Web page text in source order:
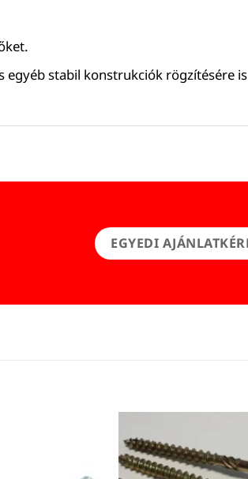
stabil konstrukciók rögzítésére
EGYEDI